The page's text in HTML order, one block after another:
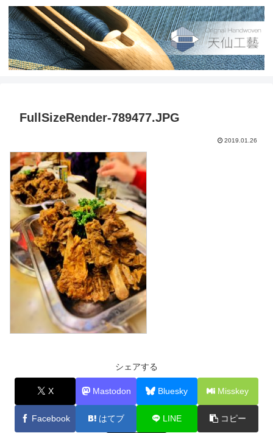
FullSizeRender-789477.JPG
2019.01.26
シェアする
X Mastodon Bluesky Misskey
Facebook はてブ LINE コピー